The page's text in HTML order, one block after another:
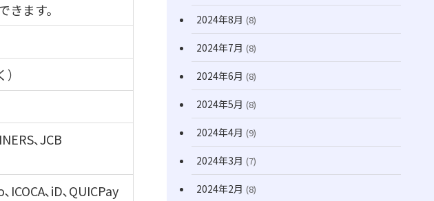
きます。
､JCB
ICOCA､iD､QUICPay
2024年8月 (8)
2024年7月 (8)
2024年6月 (8)
2024年5月 (8)
2024年4月 (9)
2024年3月 (7)
2024年2月 (8)